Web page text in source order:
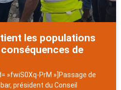
les populations
de
»fwiS0Xq-PrM »]Passage de
président du Conseil